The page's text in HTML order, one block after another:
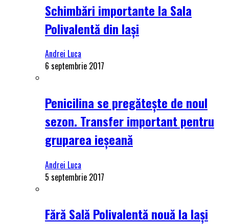
Schimbări importante la Sala
Polivalentă din Iași
Andrei Luca
6 septembrie 2017
Penicilina se pregătește de noul
sezon. Transfer important pentru
gruparea ieșeană
Andrei Luca
5 septembrie 2017
Fără Sală Polivalentă nouă la Iași